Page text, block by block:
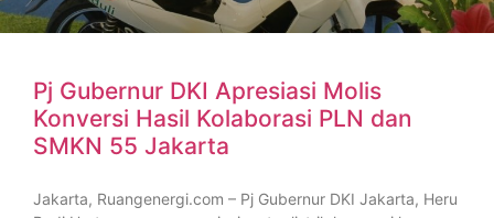
Pj Gubernur DKI Apresiasi Molis
Konversi Hasil Kolaborasi PLN dan
SMKN 55 Jakarta
Jakarta, Ruangenergi.com – Pj Gubernur DKI Jakarta, Heru